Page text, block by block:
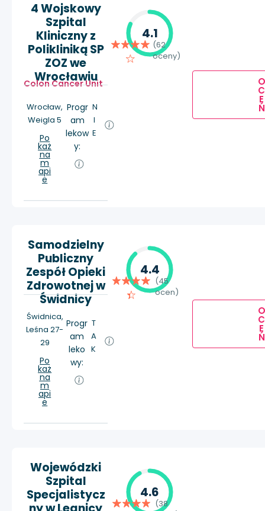
4 Wojskowy
Szpital
Kliniczny z
Polikliniką SP
ZOZ we
Wrocławiu
Colon Cancer Unit
Wrocław,
Weigla 5
Po
każ
na
m
api
e
Progr
am
lekow
y:
N
I
E
4.1
(62
oceny)
O
C
E
Ń
Samodzielny
Publiczny
Zespół Opieki
Zdrowotnej w
Świdnicy
Świdnica,
Leśna 27-
29
Po
każ
na
m
api
e
Progr
am
leko
wy:
T
A
K
4.4
(45
ocen)
O
C
E
Ń
Wojewódzki
Szpital
Specjalistycz
4.6
(38